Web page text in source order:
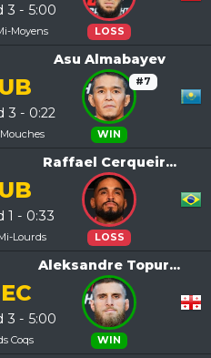
LOSS
3 - 5:00
Moyens
Asu Almabayev
#7
WIN
3 - 0:22
Raffael Cerqueir...
LOSS
1 - 0:33
Lourds
Aleksandre Topur...
WIN
3 - 5:00
Coqs